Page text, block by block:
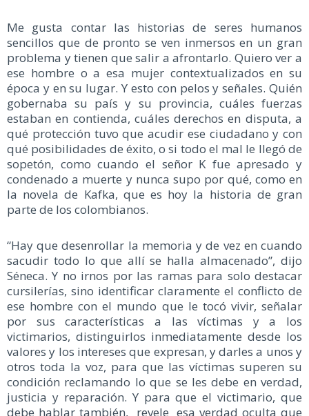
Me gusta contar las historias de seres humanos
sencillos que de pronto se ven inmersos en un gran
problema y tienen que salir a afrontarlo. Quiero ver a
ese hombre o a esa mujer contextualizados en su
época y en su lugar. Y esto con pelos y señales. Quién
gobernaba su país y su provincia, cuáles fuerzas
estaban en contienda, cuáles derechos en disputa, a
qué protección tuvo que acudir ese ciudadano y con
qué posibilidades de éxito, o si todo el mal le llegó de
sopetón, como cuando el señor K fue apresado y
condenado a muerte y nunca supo por qué, como en
la novela de Kafka, que es hoy la historia de gran
parte de los colombianos.
“Hay que desenrollar la memoria y de vez en cuando
sacudir todo lo que allí se halla almacenado”, dijo
Séneca. Y no irnos por las ramas para solo destacar
cursilerías, sino identificar claramente el conflicto de
ese hombre con el mundo que le tocó vivir, señalar
por sus características a las víctimas y a los
victimarios, distinguirlos inmediatamente desde los
valores y los intereses que expresan, y darles a unos y
otros toda la voz, para que las víctimas superen su
condición reclamando lo que se les debe en verdad,
justicia y reparación. Y para que el victimario, que
debe hablar también, revele esa verdad oculta que